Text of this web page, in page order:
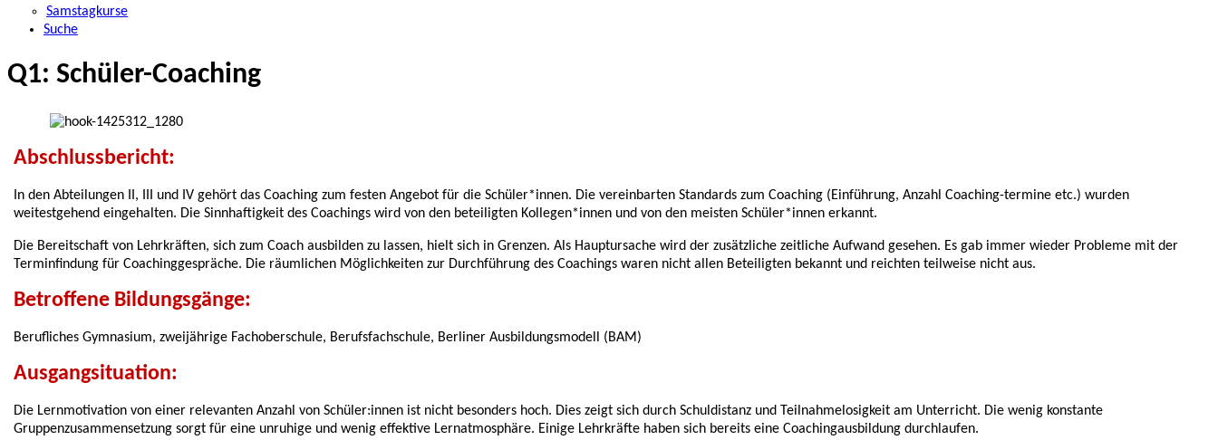
Samstagkurse
Suche
Q1: Schüler-Coaching
Abschlussbericht:
In den Abteilungen II, III und IV gehört das Coaching zum festen Angebot für die Schüler*innen. Die vereinbarten Standards zum Coaching (Einführung, Anzahl Coaching-termine etc.) wurden
weitestgehend eingehalten. Die Sinnhaftigkeit des Coachings wird von den beteiligten Kollegen*innen und von den meisten Schüler*innen erkannt.
Die Bereitschaft von Lehrkräften, sich zum Coach ausbilden zu lassen, hielt sich in Grenzen. Als Hauptursache wird der zusätzliche zeitliche Aufwand gesehen. Es gab immer wieder Probleme mit der
Terminfindung für Coachinggespräche. Die räumlichen Möglichkeiten zur Durchführung des Coachings waren nicht allen Beteiligten bekannt und reichten teilweise nicht aus.
Betroffene Bildungsgänge:
Berufliches Gymnasium, zweijährige Fachoberschule, Berufsfachschule, Berliner Ausbildungsmodell (BAM)
Ausgangsituation:
Die Lernmotivation von einer relevanten Anzahl von Schüler:innen ist nicht besonders hoch. Dies zeigt sich durch Schuldistanz und Teilnahmelosigkeit am Unterricht. Die wenig konstante
Gruppenzusammensetzung sorgt für eine unruhige und wenig effektive Lernatmosphäre. Einige Lehrkräfte haben sich bereits eine Coachingausbildung durchlaufen.